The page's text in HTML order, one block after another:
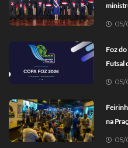
05/
Foz
Futsal
05/
na
05/